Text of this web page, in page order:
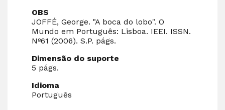
OBS
JOFFÉ, George. "A boca do lobo". O
Mundo em Português: Lisboa. IEEI. ISSN.
Nº61 (2006). S.P. págs.
Dimensão do suporte
5 págs.
Idioma
Português